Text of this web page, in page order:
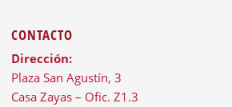
CONTACTO
Dirección:
Plaza San Agustín, 3
Casa Zayas – Ofic. Z1.3